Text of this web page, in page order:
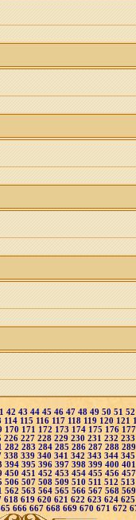
42 43 44 45 46 47 48 49 50 51 52
114 115 116 117118 119 120 121
170 171 172 173 174 175 176 177
226227 228 229 230 231 232 233
282 283 284 285 286 287 288 289
338 339 340 341 342 343 344 345
394 395 396 397 398 399 400 401
450 451 452 453 454 455 456 457
506 507 508 509 510 511 512 513
562 563 564 565 566 567 568 569
618 619 620 621 622 623 624 625
666 667 668 669 670 671 672